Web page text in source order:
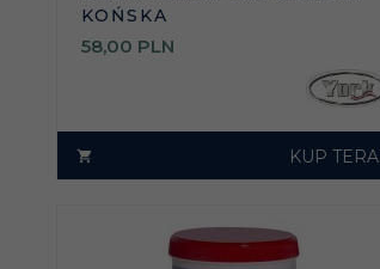
KOŃSKA
58,00 PLN
KUP